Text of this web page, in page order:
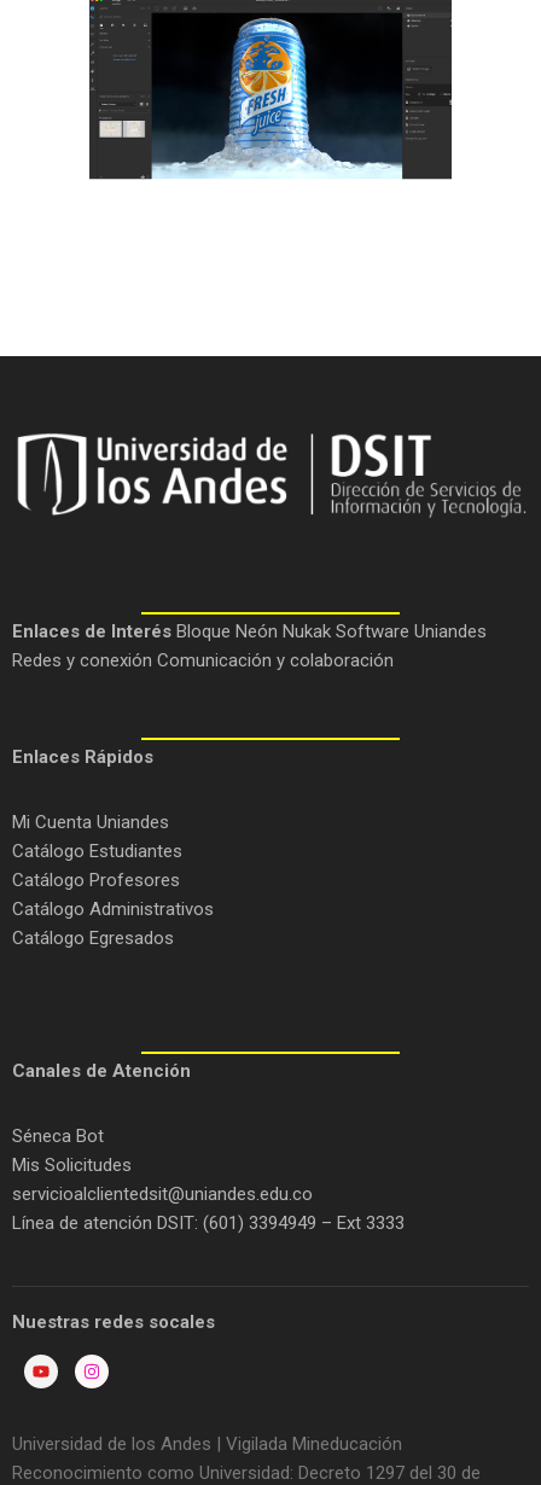
Enlaces de Interés Bloque Neón Nukak Software Uniandes
Redes y conexión Comunicación y colaboración
Enlaces Rápidos
Mi Cuenta Uniandes
Catálogo Estudiantes
Catálogo Profesores
Catálogo Administrativos
Catálogo Egresados
Canales de Atención
Séneca Bot
Mis Solicitudes
servicioalclientedsit@uniandes.edu.co
Línea de atención DSIT: (601) 3394949 – Ext 3333
Nuestras redes socales
Universidad de los Andes | Vigilada Mineducación
Reconocimiento como Universidad: Decreto 1297 del 30 de